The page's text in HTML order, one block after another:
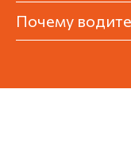
Почему